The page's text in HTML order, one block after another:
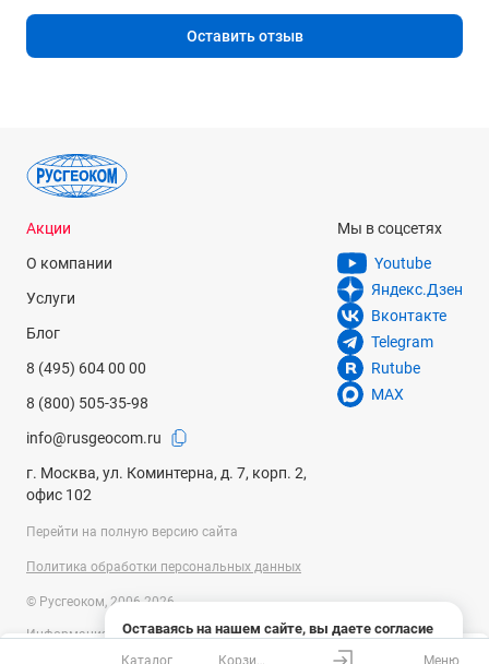
Оставить отзыв
Оставаясь на нашем сайте, вы даете согласие
на использование файлов cookies и сбор данных
Акции
О компании
Услуги
Блог
8 (495) 604 00 00
8 (800) 505-35-98
info@rusgeocom.ru
г. Москва, ул. Коминтерна, д. 7, корп. 2,
офис 102
Мы в соцсетях
Youtube
Яндекс.Дзен
Вконтакте
Telegram
Rutube
MAX
Перейти на полную версию сайта
Политика обработки персональных данных
© Русгеоком, 2006-2026
Информация на сайте носит справочный характер и не является
публичной офертой, определяемой положениями Статьи 437
Каталог Меню